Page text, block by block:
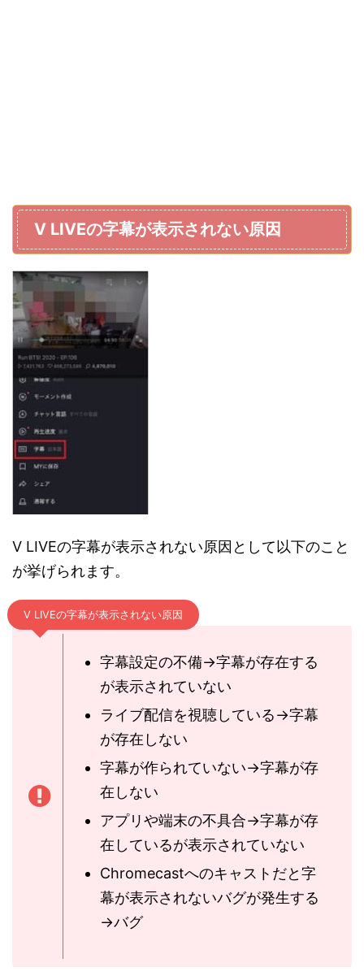
V LIVEの字幕が表示されない原因
V LIVEの字幕が表示されない原因として以下のこと
が挙げられます。
V LIVEの字幕が表示されない原因
字幕設定の不備→字幕が存在する
が表示されていない
ライブ配信を視聴している→字幕
が存在しない
字幕が作られていない→字幕が存
在しない
アプリや端末の不具合→字幕が存
在しているが表示されていない
Chromecastへのキャストだと字
幕が表示されないバグが発生する
→バグ